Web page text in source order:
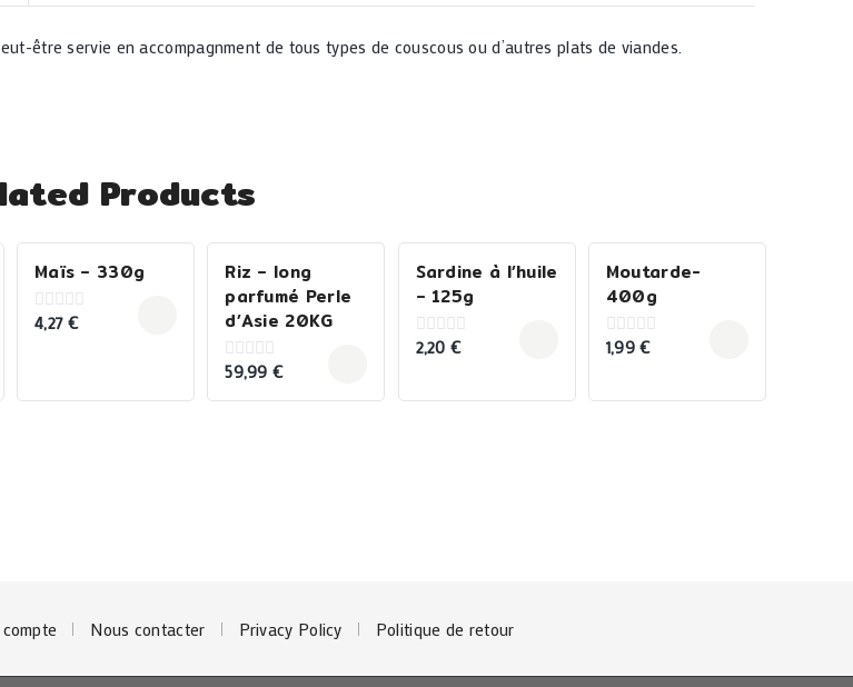
être servie en accompagnment de tous types de couscous ou d’autres plats de viandes.
Products
Maïs – 330g
0
4,27€
Riz – long
parfumé Perle
d’Asie 20KG
0
of
59,99€
Sardine à l’huile
– 125g
0
2,20€
Moutarde-
400g
0
1,99€
Nous contacter Privacy Policy Politique de retour